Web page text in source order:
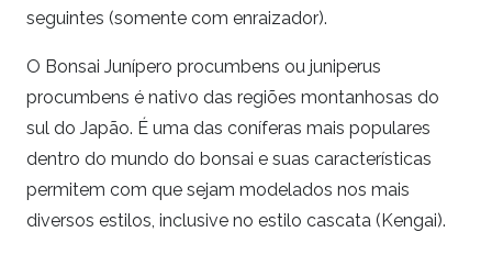
seguintes (somente com enraizador).
O Bonsai Junípero procumbens ou juniperus
procumbens é nativo das regiões montanhosas do
sul do Japão. É uma das coníferas mais populares
dentro do mundo do bonsai e suas características
permitem com que sejam modelados nos mais
diversos estilos, inclusive no estilo cascata (Kengai).